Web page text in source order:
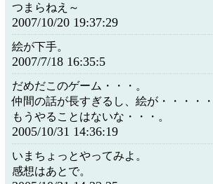
つまらねえ～
2007/10/20 19:37:29
絵が下手。
2007/7/18 16:35:5
だめだこのゲーム・・・。
仲間の話が長すぎるし、絵が・・・・
もうやることはないな・・・。
2005/10/31 14:36:19
いまちょっとやってみよ。
感想はあとで。